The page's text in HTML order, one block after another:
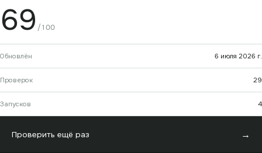
69 /100
Обновлён 6 июля 2026 г.
Проверок 29
Запусков 4
Проверить ещё раз →